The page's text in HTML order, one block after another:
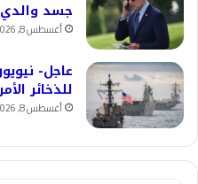
جسد والدي
أغسطس 8, 2026
عاجل-
للذخائر
أغسطس 8, 2026